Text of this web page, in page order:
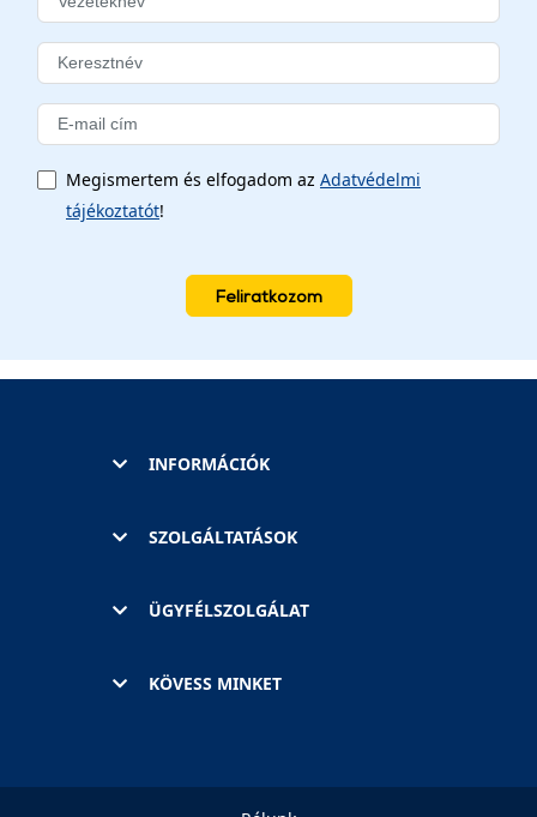
Megismertem és elfogadom az Adatvédelmi
tájékoztatót!
Feliratkozom
INFORMÁCIÓK
SZOLGÁLTATÁSOK
ÜGYFÉLSZOLGÁLAT
KÖVESS MINKET